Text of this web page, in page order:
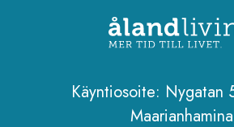
Käyntiosoite: Nygatan
Maarianhamina